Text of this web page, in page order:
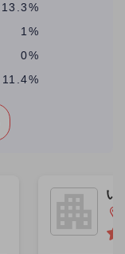
13.3%
1%
0%
11.4%
い